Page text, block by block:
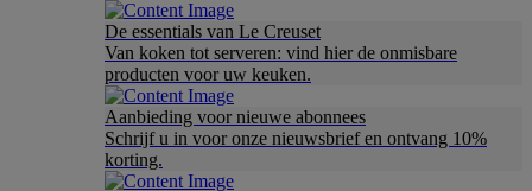
De essentials van Le Creuset
Van koken tot serveren: vind hier de onmisbare
producten voor uw keuken.
Aanbieding voor nieuwe abonnees
Schrijf u in voor onze nieuwsbrief en ontvang 10%
korting.